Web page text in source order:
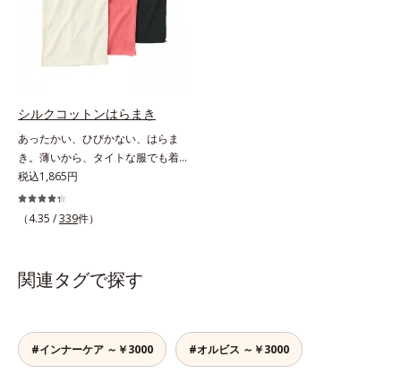
由来のニオイを軽減。飲みやすさに
こだわりました。1日4粒当り55円
と、お手ごろ価格なのも魅力的で
す。忙しい人も、食事が不規則にな
もてるサプリメントです。マルチビ
タミン＆ミネラルで健康な体の基本
をしっかり守りましょう！
シルクコットンはらまき
あったかい、ひびかない、はらま
き。薄いから、タイトな服でも着こ
なしスマート。贅沢なダブル素材
で、薄手なのに驚くほどポカポカ肌
側はシルク100％、表側はコットン
ためこむから、薄手なのに驚くほど
ポカポカ。脇には縫い目がないの
対応します。
税込1,865円
（4.35 /339件）
関連タグで探す
#インナーケア ～￥3000 #オルビス ～￥3000